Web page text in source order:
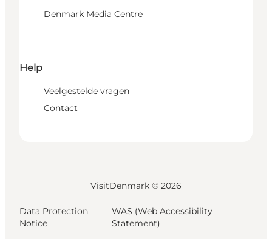
Denmark Media Centre
Help
Veelgestelde vragen
Contact
VisitDenmark © 2026
Data Protection
Notice
WAS (Web Accessibility
Statement)